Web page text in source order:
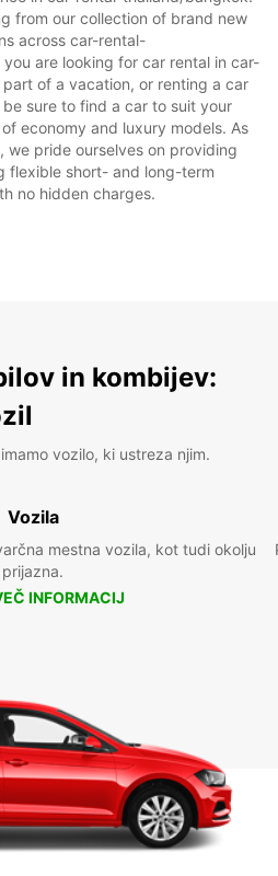
from our collection of brand new
across car-rental-
are looking for car rental in car-
of a vacation, or renting a car
sure to find a car to suit your
economy and luxury models. As
we pride ourselves on providing
flexible short- and long-term
no hidden charges.
in kombijev:
vozilo, ki ustreza njim.
Vozila
mestna vozila, kot tudi okolju
prijazna.
INFORMACIJ